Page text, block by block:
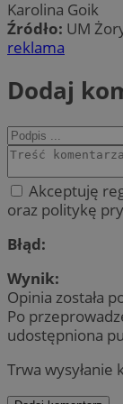
Karolina Goik
Źródło: UM
reklama
Dodaj
Akceptuję
oraz politykę
Błąd:
Wynik:
Opinia została
Po
udostępniona
Trwa wysyłanie